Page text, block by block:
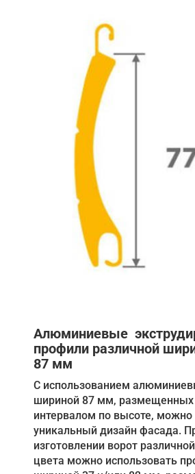
Алюминиевые
профили различной
87 мм
С использованием
шириной 87 мм,
интервалом по высоте, можно
уникальный дизайн фасада.
изготовлении ворот
цвета можно использовать